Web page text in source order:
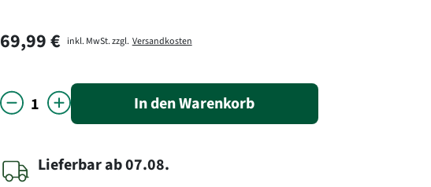
69,99 € inkl. MwSt. zzgl. Versandkosten
In den Warenkorb
Lieferbarab07.08.